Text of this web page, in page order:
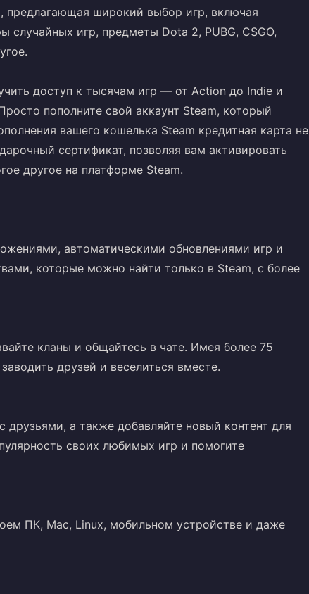
предлагающая широкий выбор игр, включая
игр, предметы Dota 2, PUBG, CSGO,
доступ к тысячам игр — от Action до Indie и
пополните свой аккаунт Steam, который
вашего кошелька Steam кредитная карта не
сертификат, позволяя вам активировать
другое на платформе Steam.
автоматическими обновлениями игр и
которые можно найти только в Steam, с более
кланы и общайтесь в чате. Имея более 75
друзей и веселиться вместе.
а также добавляйте новый контент для
своих любимых игр и помогите
ПК, Mac, Linux, мобильном устройстве и даже